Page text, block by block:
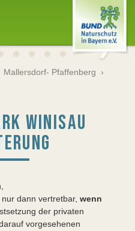
Mallersdorf- Pfaffenberg ›
WINISAU
dann vertretbar, wenn
der privaten
vorgesehenen